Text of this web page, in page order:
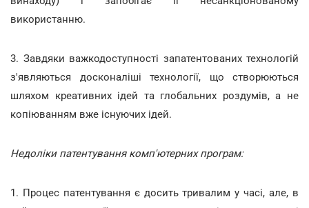
використанню.
3. Завдяки важкодоступності запатентованих технологій
з'являються досконаліші технології, що створюються
шляхом креативних ідей та глобальних роздумів, а не
копіюванням вже існуючих ідей.
Недоліки патентування комп'ютерних програм:
1. Процес патентування є досить тривалим у часі, але, в